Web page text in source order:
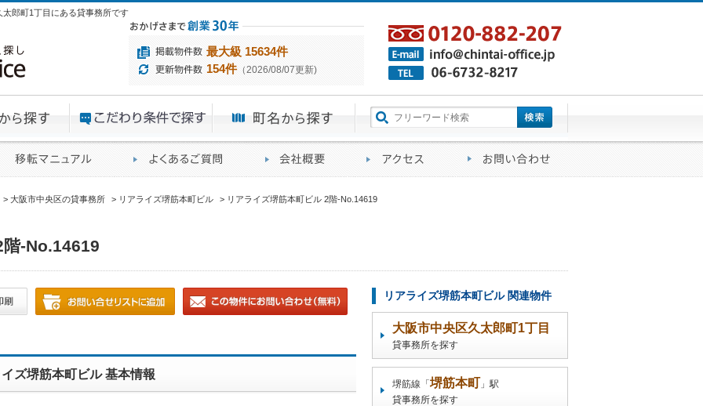
郎町1丁目にある貸事務所です
最大級 15634件
154件（2026/08/07更新)
大阪市中央区の貸事務所 リアライズ堺筋本町ビル リアライズ堺筋本町ビル 2階-No.14619
-No.14619
ズ堺筋本町ビル 基本情報
リアライズ堺筋本町ビル 関連物件
大阪市中央区久太郎町1丁目
貸事務所を探す
堺筋線「 堺筋本町 」駅
貸事務所を探す